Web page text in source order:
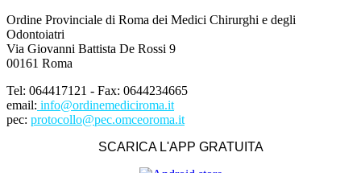
Ordine Provinciale di Roma dei Medici Chirurghi e degli
Odontoiatri
Via Giovanni Battista De Rossi 9
00161 Roma
Tel: 064417121 - Fax: 0644234665
email: info@ordinemediciroma.it
pec: protocollo@pec.omceoroma.it
SCARICA L'APP GRATUITA